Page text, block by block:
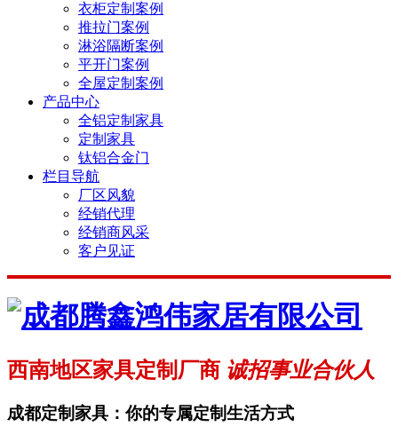
衣柜定制案例
推拉门案例
淋浴隔断案例
平开门案例
全屋定制案例
产品中心
全铝定制家具
定制家具
钛铝合金门
栏目导航
厂区风貌
经销代理
经销商风采
客户见证
西南地区家具定制厂商 诚招事业合伙人
成都定制家具：你的专属定制生活方式